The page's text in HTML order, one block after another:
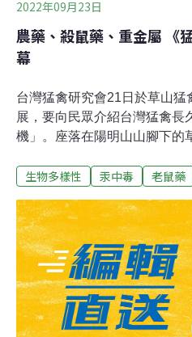
2022年09月23日
農藥、殺鼠藥、重金屬 《
幕
台灣猛禽研究會21日於草山
展，要向民眾介紹台灣猛禽長
機」。座落在陽明山山腳下的
受傷的猛禽。就在去年，一隻
汞值卻為一般人體容許值的
黃魚鴞幼鳥逐漸康復、精神良
判定可以野放。救傷人員為幼
續情形，卻在野放後的一個半
圍越來越小。救傷人員前往查
療後仍不幸過世，檢驗時發現
其棲息環境恐怕存在汞污染。
生物多樣性 汞中毒 老鼠藥